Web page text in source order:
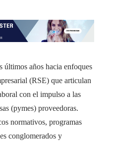
últimos años hacia enfoques
(RSE) que articulan
con el impulso a las
(pymes) proveedoras.
normativos, programas
conglomerados y